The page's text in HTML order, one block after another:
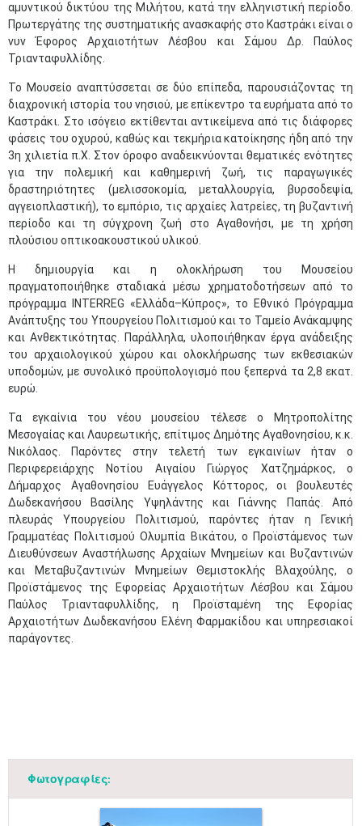
αμυντικού δικτύου της Μιλήτου, κατά την ελληνιστική περίοδο.
Πρωτεργάτης της συστηματικής ανασκαφής στο Καστράκι είναι ο
νυν Έφορος Αρχαιοτήτων Λέσβου και Σάμου Δρ. Παύλος
Τριανταφυλλίδης.
Το Μουσείο αναπτύσσεται σε δύο επίπεδα, παρουσιάζοντας τη
διαχρονική ιστορία του νησιού, με επίκεντρο τα ευρήματα από το
Καστράκι. Στο ισόγειο εκτίθενται αντικείμενα από τις διάφορες
φάσεις του οχυρού, καθώς και τεκμήρια κατοίκησης ήδη από την
3η χιλιετία π.Χ. Στον όροφο αναδεικνύονται θεματικές ενότητες
για την πολεμική και καθημερινή ζωή, τις παραγωγικές
δραστηριότητες (μελισσοκομία, μεταλλουργία, βυρσοδεψία,
αγγειοπλαστική), το εμπόριο, τις αρχαίες λατρείες, τη βυζαντινή
περίοδο και τη σύγχρονη ζωή στο Αγαθονήσι, με τη χρήση
πλούσιου οπτικοακουστικού υλικού.
Η δημιουργία και η ολοκλήρωση του Μουσείου
πραγματοποιήθηκε σταδιακά μέσω χρηματοδοτήσεων από το
πρόγραμμα INTERREG «Ελλάδα–Κύπρος», το Εθνικό Πρόγραμμα
Ανάπτυξης του Υπουργείου Πολιτισμού και το Ταμείο Ανάκαμψης
και Ανθεκτικότητας. Παράλληλα, υλοποιήθηκαν έργα ανάδειξης
του αρχαιολογικού χώρου και ολοκλήρωσης των εκθεσιακών
υποδομών, με συνολικό προϋπολογισμό που ξεπερνά τα 2,8 εκατ.
ευρώ.
Τα εγκαίνια του νέου μουσείου τέλεσε ο Μητροπολίτης
Μεσογαίας και Λαυρεωτικής, επίτιμος Δημότης Αγαθονησίου, κ.κ.
Νικόλαος. Παρόντες στην τελετή των εγκαινίων ήταν ο
Περιφερειάρχης Νοτίου Αιγαίου Γιώργος Χατζημάρκος, ο
Δήμαρχος Αγαθονησίου Ευάγγελος Κόττορος, οι βουλευτές
Δωδεκανήσου Βασίλης Υψηλάντης και Γιάννης Παπάς. Από
πλευράς Υπουργείου Πολιτισμού, παρόντες ήταν η Γενική
Γραμματέας Πολιτισμού Ολυμπία Βικάτου, ο Προϊστάμενος των
Διευθύνσεων Αναστήλωσης Αρχαίων Μνημείων και Βυζαντινών
και Μεταβυζαντινών Μνημείων Θεμιστοκλής Βλαχούλης, ο
Προϊστάμενος της Εφορείας Αρχαιοτήτων Λέσβου και Σάμου
Παύλος Τριανταφυλλίδης, η Προϊσταμένη της Εφορίας
Αρχαιοτήτων Δωδεκανήσου Ελένη Φαρμακίδου και υπηρεσιακοί
παράγοντες.
Φωτογραφίες: